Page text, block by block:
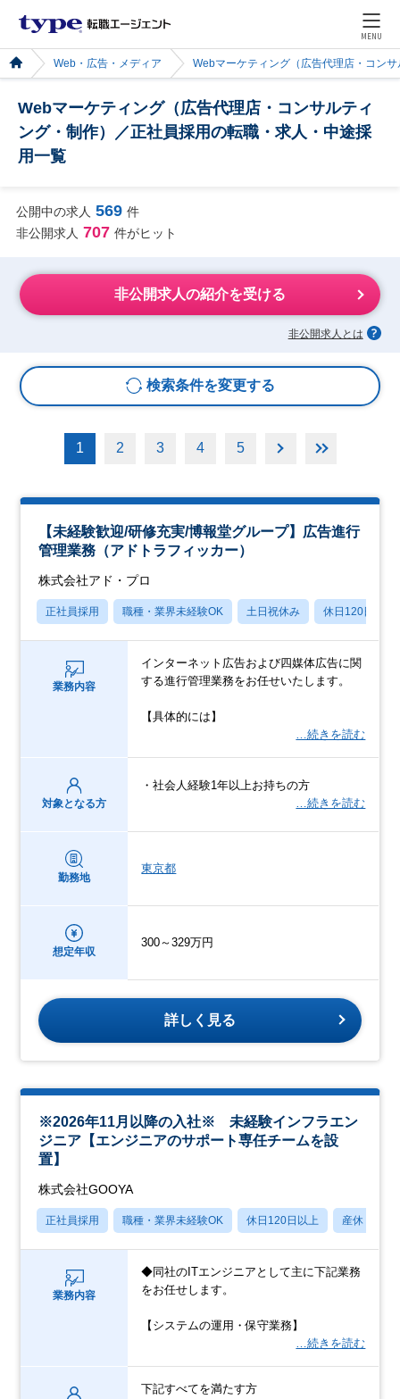
MENU
Web・広告・メディア Webマーケティング（広告代理店・コン
Webマーケティング（広告代理店・コンサルティ
ング・制作）／正社員採用の転職・求人・中途採
用一覧
公開中の求人 569 件
非公開求人 707 件がヒット
非公開求人の紹介を受ける
非公開求人とは
検索条件を変更する
1 2 3 4 5
【未経験歓迎/研修充実/博報堂グループ】広告進行
管理業務（アドトラフィッカー）
株式会社アド・プロ
正社員採用 職種・業界未経験OK 土日祝休み 休日120日以上
業務内容
インターネット広告および四媒体広告に関
する進行管理業務をお任せいたします。
【具体的には】
…続きを読む
対象となる方
・社会人経験1年以上お持ちの方
…続きを読む
勤務地
東京都
想定年収
300～329万円
詳しく見る
※2026年11月以降の入社※ 未経験インフラエン
ジニア【エンジニアのサポート専任チームを設
置】
株式会社GOOYA
正社員採用 職種・業界未経験OK 休日120日以上 産休・育休
業務内容
◆同社のITエンジニアとして主に下記業務
をお任せします。
【システムの運用・保守業務】
…続きを読む
下記すべてを満たす方